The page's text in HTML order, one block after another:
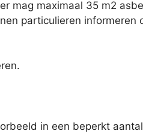
mag maximaal 35 m2
particulieren informeren
in een beperkt